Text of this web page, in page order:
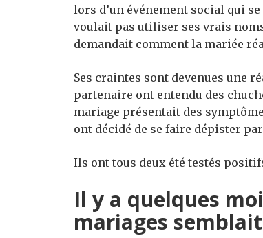
lors d’un événement social qui
voulait pas utiliser ses vrais
demandait comment la mariée
Ses craintes sont devenues une
partenaire ont entendu des
mariage présentait des
ont décidé de se faire dépister
Ils ont tous deux été testés
Il y a quelques
mariages